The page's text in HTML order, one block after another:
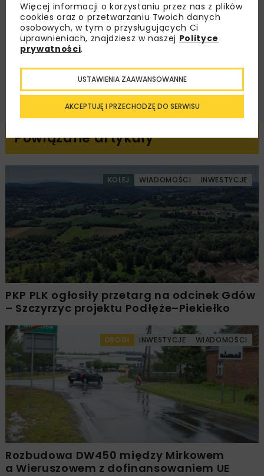
Zapoznałam/em się zPolityką Prywatności i
Regulaminemoraz wyrażam zgodę na otrzymywanie na
podany przeze mnie adres e-mail korespondencji
handlowej w postaci newslettera.
ZAPISZ MNIE
Powiązane artykuły
KOLEJ WIADOMOŚCI INWESTYCJE
PKP PLK ogłosiły przetarg na odcinek Gdów
– Szczyrzyc projektu Podłęże–Piekiełko
DROGI INWESTYCJE WIADOMOŚCI
Rozbudowa DW450 między Mirkowem
a Wieruszowem z dofinansowaniem UE
Więcej informacji o korzystaniu przez nas z plików
cookies oraz o przetwarzaniu Twoich danych
osobowych, w tym o przysługujących Ci
uprawnieniach, znajdziesz w naszej Polityce
prywatności.
AKCEPTUJĘ I PRZECHODZĘ DO SERWISU
USTAWIENIA ZAAWANSOWANNE